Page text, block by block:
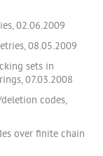
02.06.2009
08.05.2009
sets in
07.03.2008
codes,
over finite chain